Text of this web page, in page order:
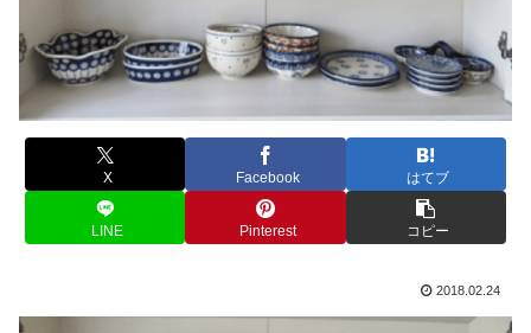
X Facebook はてブ
LINE Pinterest コピー
2018.02.24